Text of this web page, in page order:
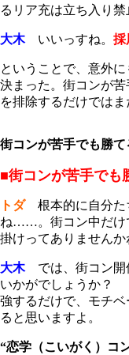
るリア充は立ち入り禁
大木いいっすね。 採
ということで、意外
決まった。街コンが
を排除するだけでは
街コンが苦手でも勝て
■街コンが苦手でも
トダ根本的に自分た
ね……。街コン中だけ
掛けってありませんか
大木では、街コン開
いかがでしょうか？
強するだけで、モチ
ると思いますよ。
“恋学（こいがく）コ